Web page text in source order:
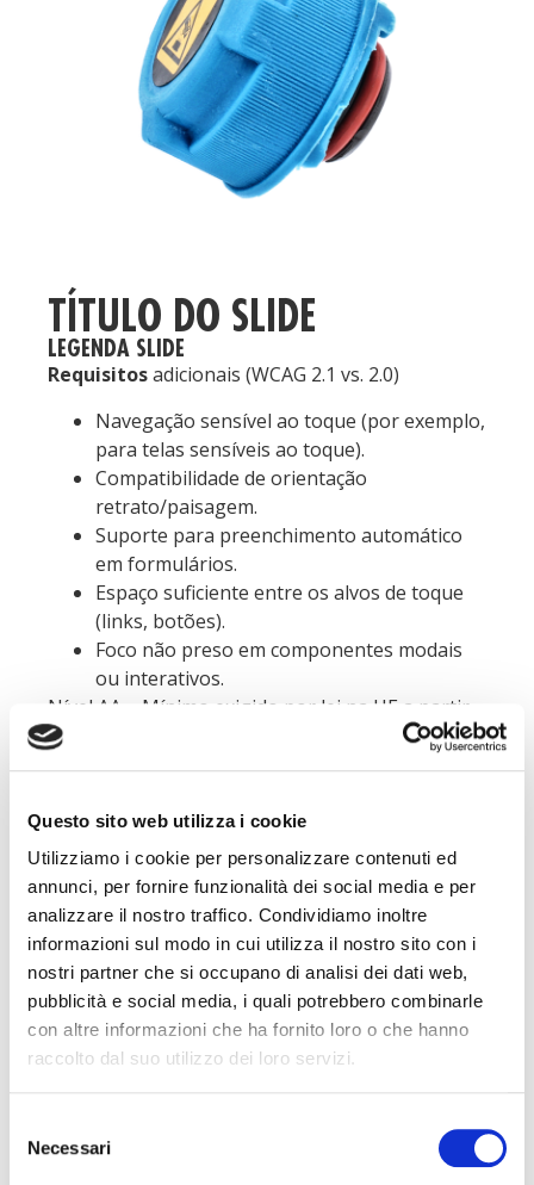
Questo sito web utilizza i cookie
Utilizziamo i cookie per personalizzare contenuti ed
annunci, per fornire funzionalità dei social media e per
analizzare il nostro traffico. Condividiamo inoltre
informazioni sul modo in cui utilizza il nostro sito con i
nostri partner che si occupano di analisi dei dati web,
pubblicità e social media, i quali potrebbero combinarle
con altre informazioni che ha fornito loro o che hanno
raccolto dal suo utilizzo dei loro servizi.
delNecessari
TÍTULO DO SLIDE
LEGENDA SLIDE
Requisitosadicionais (WCAG 2.1 vs. 2.0)
Navegação sensível ao toque (por exemplo,
para telas sensíveis ao toque).
Compatibilidade de orientação
retrato/paisagem.
Suporte para preenchimento automático
em formulários.
Espaço suficiente entre os alvos de toque
(links, botões).
Foco não preso em componentes modais
ou interativos.
Nível AA = Mínimo exigido por lei na UE a partir
de 28/06/2025